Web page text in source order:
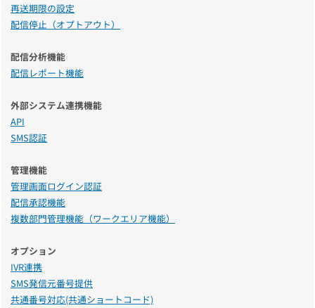
再送期限の設定
配信停止（オプトアウト）
配信分析機能
配信レポート機能
外部システム連携機能
API
SMS認証
管理機能
管理画面ログイン認証
配信承認機能
複数部門管理機能（ワークエリア機能）
オプション
IVR連携
SMS発信元番号提供
共通番号対応(共通ショートコード)